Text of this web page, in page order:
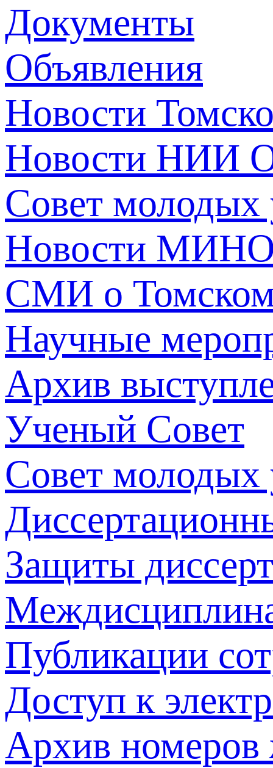
Документы
Объявления
Новости
Новости НИИ
Совет молодых
Новости
СМИ о
Научные
Архив
Ученый Совет
Совет молодых
Защиты
Публикации
Доступ к
Архив номеров